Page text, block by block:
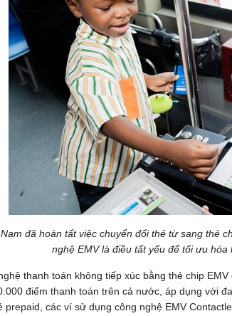
đã hoàn tất việc chuyển đổi thẻ từ sang thẻ
nghệ EMV là điều tất yếu để tối ưu
thanh toán không tiếp xúc bằng thẻ chip
điểm thanh toán trên cả nước, áp dụng với
prepaid, các ví sử dụng công nghệ EMV